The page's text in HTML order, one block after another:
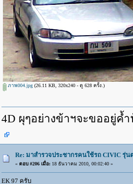
ภาพ004.jpg(26.11 KB, 320x240 - ดู 628 ครั้ง.)
4D ผุๆอย่างข้าฯจะขออยู่ค้ำ
Re: มาสำรวจประชากรคนใช้รถ CIVIC รุ่น
« ตอบ #206 เมื่อ:18 ธันวาคม 2010, 00:02:40 »
EK 97 ครับ